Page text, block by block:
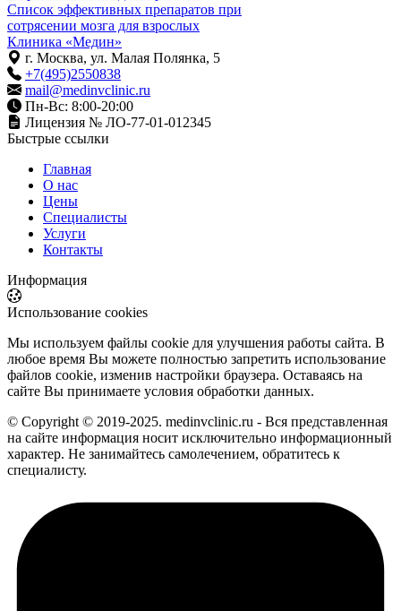
Список эффективных препаратов при
сотрясении мозга для взрослых
Клиника «Медин»
г. Москва, ул. Малая Полянка, 5
+7(495)2550838
mail@medinvclinic.ru
Пн-Вс: 8:00-20:00
Лицензия № ЛО-77-01-012345
Быстрые ссылки
Главная
О нас
Цены
Специалисты
Услуги
Контакты
Информация
Использование cookies
Мы используем файлы cookie для улучшения работы сайта. В
любое время Вы можете полностью запретить использование
файлов cookie, изменив настройки браузера. Оставаясь на
сайте Вы принимаете условия обработки данных.
© Copyright © 2019-2025. medinvclinic.ru - Вся представленная
на сайте информация носит исключительно информационный
характер. Не занимайтесь самолечением, обратитесь к
специалисту.